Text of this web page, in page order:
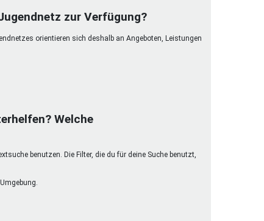
zur Verfügung?
orientieren sich deshalb an Angeboten, Leistungen
Welche
benutzen. Die Filter, die du für deine Suche benutzt,